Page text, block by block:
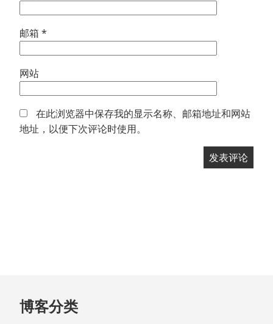
邮箱 *
网站
在此浏览器中保存我的显示名称、邮箱地址和网站
地址，以便下次评论时使用。
跳
至
博客分类